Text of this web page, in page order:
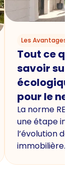
Les Avantages
Tout ce
savoir sur
écologique
pour le
La norme
une étape
l’évolution de
immobilière.